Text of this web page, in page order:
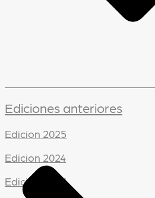
Ediciones anteriores
Edicion 2025
Edicion 2024
Edicion 2023